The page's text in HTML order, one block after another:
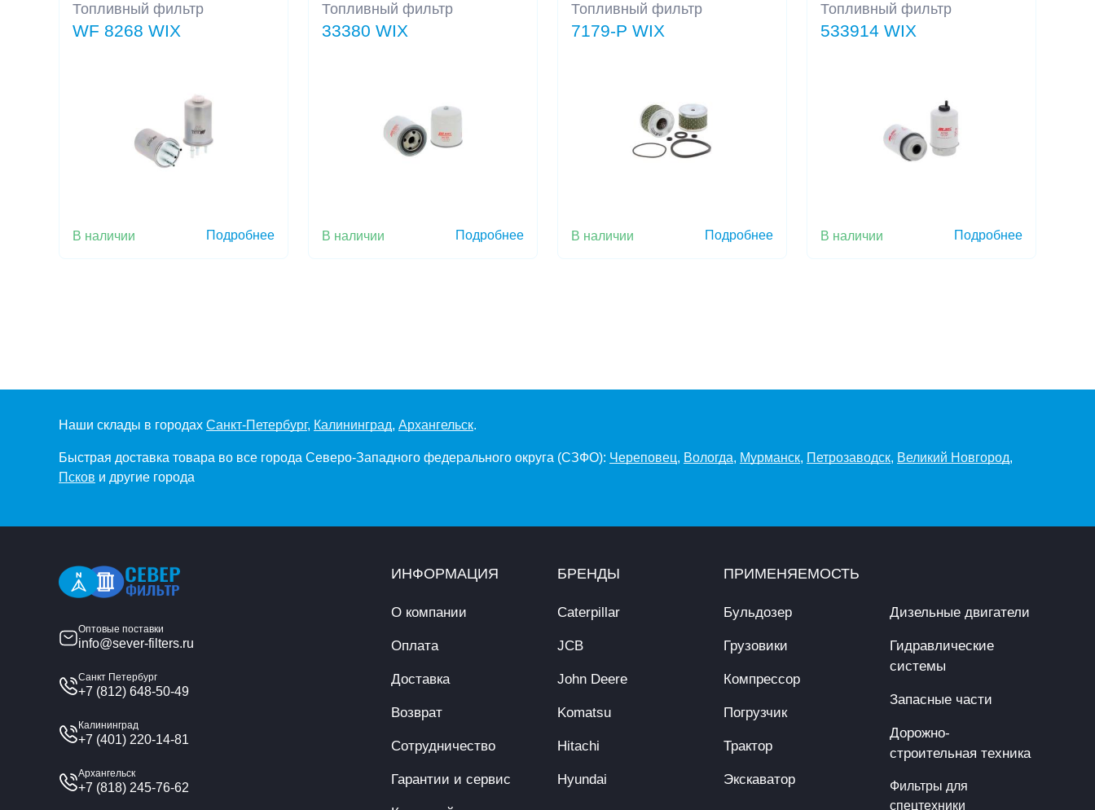
Топливный фильтр
WF 8268 WIX
В наличии Подробнее
Топливный фильтр
33380 WIX
В наличии Подробнее
Топливный фильтр
7179-P WIX
В наличии Подробнее
Топливный фильтр
533914 WIX
В наличии Подробнее
Наши склады в городах Санкт-Петербург, Калининград, Архангельск.
Быстрая доставка товара во все города Северо-Западного федерального округа (СЗФО): Череповец, Вологда, Мурманск, Петрозаводск, Великий Новгород,
Псков и другие города
Оптовые поставки
info@sever-filters.ru
Санкт Петербург
+7 (812) 648-50-49
Калининград
+7 (401) 220-14-81
Архангельск
+7 (818) 245-76-62
ИНФОРМАЦИЯ
О компании
Оплата
Доставка
Возврат
Сотрудничество
Гарантии и сервис
БРЕНДЫ
Caterpillar
JCB
John Deere
Komatsu
Hitachi
Hyundai
ПРИМЕНЯЕМОСТЬ
Бульдозер
Грузовики
Компрессор
Погрузчик
Трактор
Экскаватор
Дизельные двигатели
Гидравлические
системы
Запасные части
Дорожно-
строительная техника
Фильтры для
спецтехники